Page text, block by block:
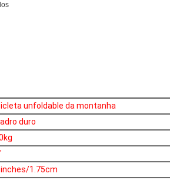
unfoldable da montanha
duro
1.75cm